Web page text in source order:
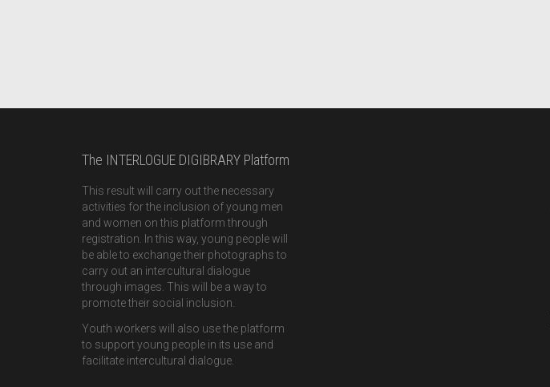
The INTERLOGUE DIGIBRARY Platform
This result will carry out the necessary
activities for the inclusion of young men
and women on this platform through
registration. In this way, young people will
be able to exchange their photographs to
carry out an intercultural dialogue
through images. This will be a way to
promote their social inclusion.
Youth workers will also use the platform
to support young people in its use and
facilitate intercultural dialogue.